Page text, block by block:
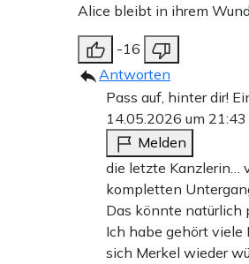
Alice bleibt in ihrem
-16
Antworten
Pass auf, hinter dir!
14.05.2026 um
Melden
die letzte Kanzlerin…
kompletten
Das könnte natürlich
Ich habe gehört viele
sich Merkel wieder